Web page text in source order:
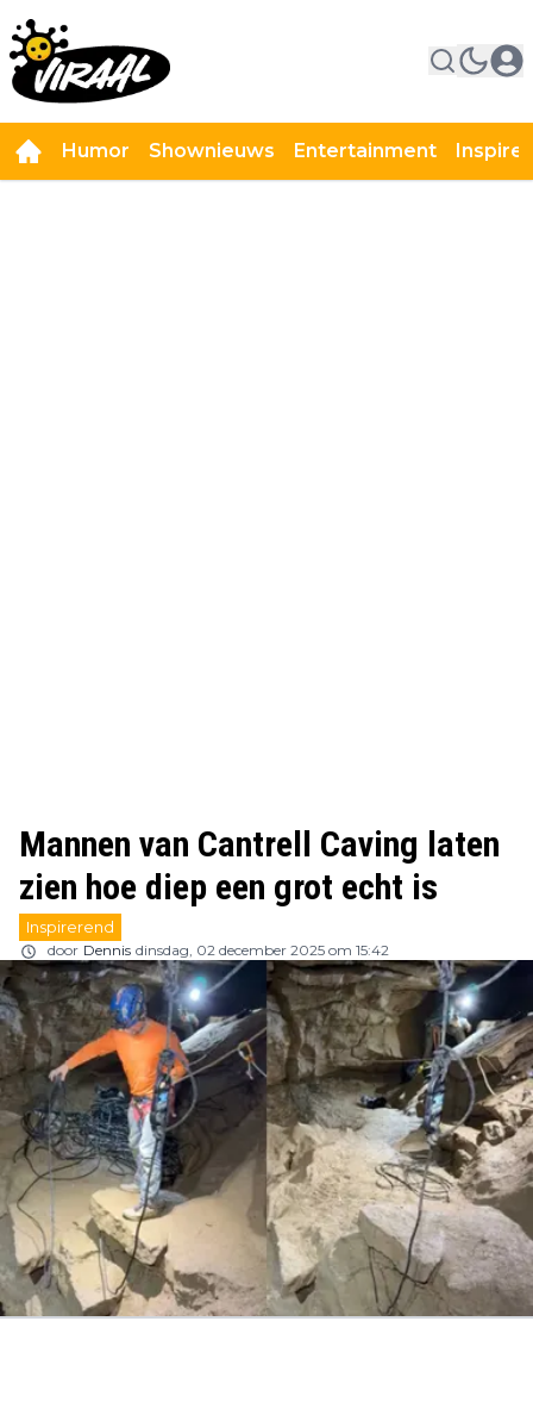
Humor Shownieuws Entertainment
Mannen van Cantrell Caving laten
zien hoe diep een grot echt is
Inspirerend
door Dennis dinsdag, 02 december 2025 om 15:42